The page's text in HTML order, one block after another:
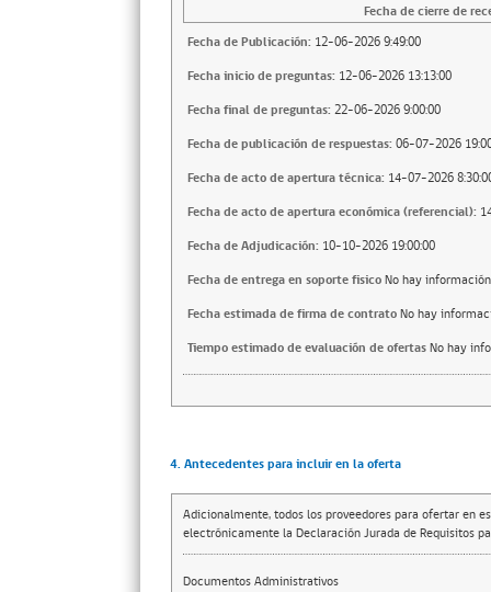
Fecha de cierre de
Fecha de Publicación: 12-06-2026 9:49:00
Fecha inicio de preguntas: 12-06-2026 13:13:00
Fecha final de preguntas: 22-06-2026 9:00:00
Fecha de publicación de respuestas: 06-07-2026
Fecha de acto de apertura técnica: 14-07-2026
Fecha de acto de apertura económica (referencial):
Fecha de Adjudicación: 10-10-2026 19:00:00
Fecha de entrega en soporte fisicoNo hay información
Fecha estimada de firma de contratoNo hay
Tiempo estimado de evaluación de ofertasNo hay
4. Antecedentes para incluir en la oferta
Adicionalmente, todos los proveedores para ofertar en
electrónicamente la Declaración Jurada de Requisitos
Documentos Administrativos